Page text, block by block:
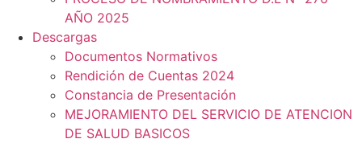
AÑO 2025
Descargas
Documentos Normativos
Rendición de Cuentas 2024
Constancia de Presentación
MEJORAMIENTO DEL SERVICIO DE ATENCION
DE SALUD BASICOS